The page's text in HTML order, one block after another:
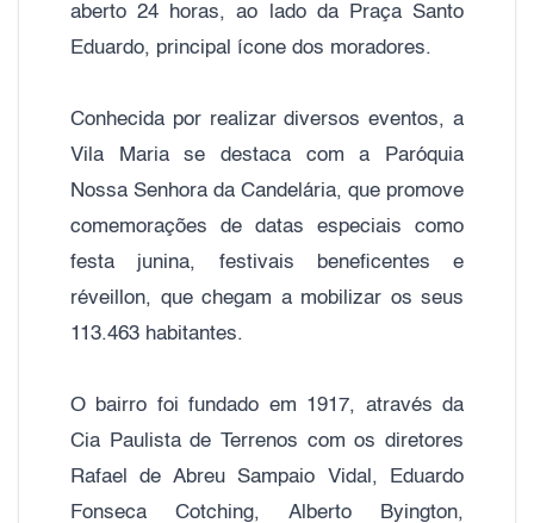
aberto 24 horas, ao lado da Praça Santo
Eduardo, principal ícone dos moradores.
Conhecida por realizar diversos eventos, a
Vila Maria se destaca com a Paróquia
Nossa Senhora da Candelária, que promove
comemorações de datas especiais como
festa junina, festivais beneficentes e
réveillon, que chegam a mobilizar os seus
113.463 habitantes.
O bairro foi fundado em 1917, através da
Cia Paulista de Terrenos com os diretores
Rafael de Abreu Sampaio Vidal, Eduardo
Fonseca Cotching, Alberto Byington,